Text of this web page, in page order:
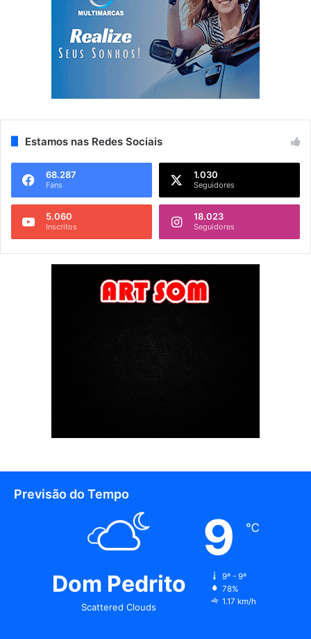
Estamos nas Redes Sociais
68.287
Fans
1.030
Seguidores
5.060
Inscritos
18.023
Seguidores
Previsão do Tempo
Dom Pedrito
Scattered Clouds
9 ℃
9º - 9º
78%
1.17 km/h